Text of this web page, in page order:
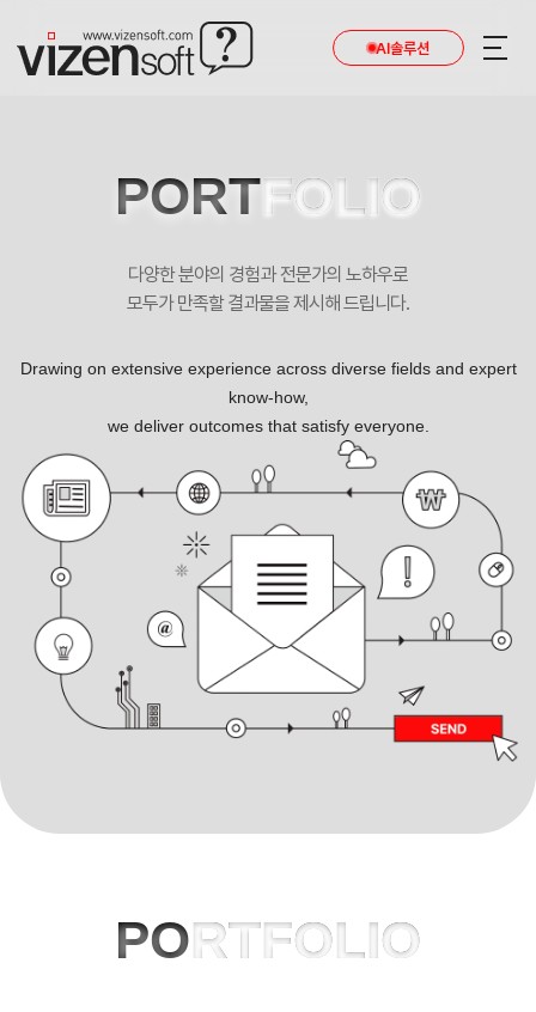
AI솔루션
오다다 포트폴리오
PORTFOLIO
다양한 분야의 경험과 전문가의 노하우로
모두가 만족할 결과물을 제시해 드립니다.
Drawing on extensive experience across diverse fields and expert
know-how,
we deliver outcomes that satisfy everyone.
PORTFOLIO